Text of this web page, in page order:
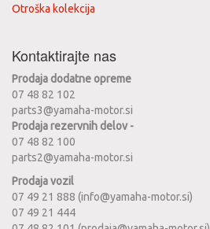
Otroška kolekcija
Kontaktirajte nas
Prodaja dodatne opreme
07 48 82 102
parts3@yamaha-motor.si
Prodaja rezervnih delov -
07 48 82 100
parts2@yamaha-motor.si
Prodaja vozil
07 49 21 888 (info@yamaha-motor.si)
07 49 21 444